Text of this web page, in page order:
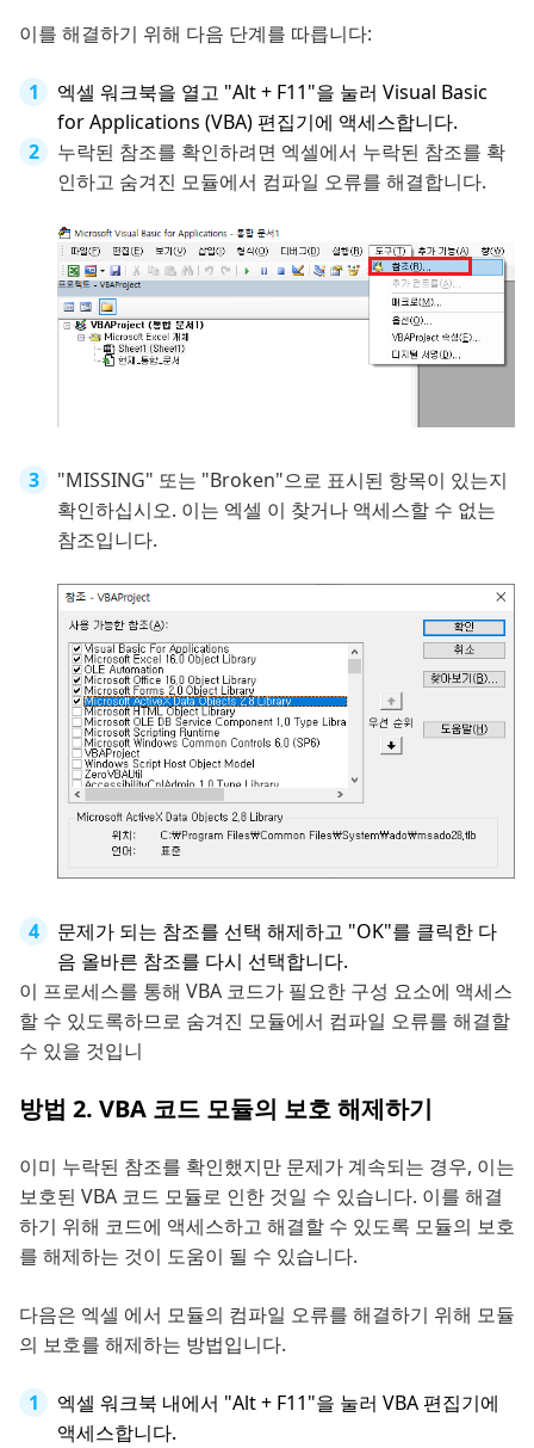
이를 해결하기 위해 다음 단계를 따릅니다:
엑셀 워크북을 열고 "Alt + F11"을 눌러 Visual Basic
for Applications (VBA) 편집기에 액세스합니다.
누락된 참조를 확인하려면 엑셀에서 누락된 참조를 확
인하고 숨겨진 모듈에서 컴파일 오류를 해결합니다.
"MISSING" 또는 "Broken"으로 표시된 항목이 있는지
확인하십시오. 이는 엑셀 이 찾거나 액세스할 수 없는
참조입니다.
문제가 되는 참조를 선택 해제하고 "OK"를 클릭한 다
음 올바른 참조를 다시 선택합니다.
이 프로세스를 통해 VBA 코드가 필요한 구성 요소에 액세스
할 수 있도록하므로 숨겨진 모듈에서 컴파일 오류를 해결할
수 있을 것입니
방법 2. VBA 코드 모듈의 보호 해제하기
이미 누락된 참조를 확인했지만 문제가 계속되는 경우, 이는
보호된 VBA 코드 모듈로 인한 것일 수 있습니다. 이를 해결
하기 위해 코드에 액세스하고 해결할 수 있도록 모듈의 보호
를 해제하는 것이 도움이 될 수 있습니다.
다음은 엑셀 에서 모듈의 컴파일 오류를 해결하기 위해 모듈
의 보호를 해제하는 방법입니다.
엑셀 워크북 내에서 "Alt + F11"을 눌러 VBA 편집기에
액세스합니다.